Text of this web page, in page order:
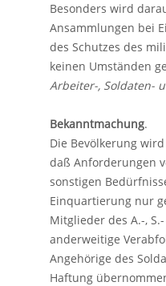
Besonders wird
Ansammlungen bei
des Schutzes des
keinen Umständen
Arbeiter-, Soldaten-
Bekanntmachung.
Die Bevölkerung
daß Anforderungen
sonstigen
Einquartierung nur
Mitglieder des A.-,
anderweitige
Angehörige des
Haftung